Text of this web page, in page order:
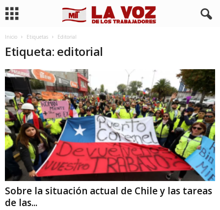
Inicio Etiquetas Editorial
Etiqueta: editorial
Sobre la situación actual de Chile y las tareas
de las...